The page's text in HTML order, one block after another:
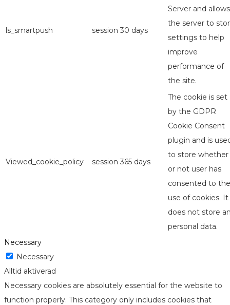
ls_smartpush session 30 days
Server and allows
the server to
settings to help
improve
performance of
the site.
Viewed_cookie_policy session 365 days
The cookie is set
by the GDPR
Cookie Consent
plugin and is
to store whether
or not user has
consented to the
use of cookies. It
does not store
personal data.
Necessary
Necessary
Alltid aktiverad
Necessary cookies are absolutely essential for the website to
function properly. This category only includes cookies that